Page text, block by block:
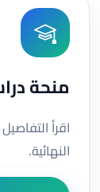
منحة
اقرأ
النهائية.